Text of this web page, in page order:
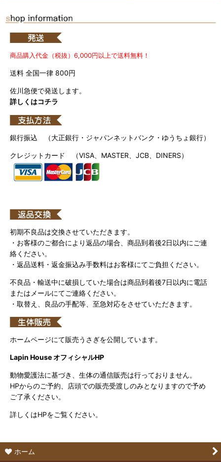
商品購入代金（税抜）6,000円以上で送料無料！
送料 全国一律 800円
佐川急便で発送します。
詳しくはコチラ
銀行振込 （大正銀行・ジャパンネットバンク・ゆうちょ銀行）
クレジットカード （VISA、MASTER、JCB、DINERS）
初期不良品は交換させていただきます。
・お客様のご都合により返品の場合、商品到着後2日以内にご連
絡ください。
・返品送料・返金振込み手数料はお客様にてご負担ください。
不良品・輸送中に破損していた場合は商品到着後7日以内に電話
またはメールにてご連絡ください。
・取替え、良品の手配等、至急対応をさせていただきます。
ホームページにて販売うさぎを公開しています。
Lapin House オフィシャルHP
動物愛護法に基づき、生体の通信販売は行っておりません。
HPからのご予約、店頭での販売受渡しのみとなりますので予め
ご了承ください。
詳しくはHPをご覧ください。
ホーム